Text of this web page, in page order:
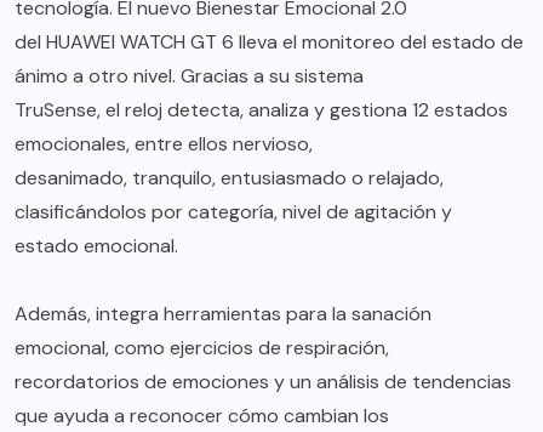
tecnología. El nuevo Bienestar Emocional 2.0
del HUAWEI WATCH GT 6 lleva el monitoreo del estado de
ánimo a otro nivel. Gracias a su sistema
TruSense, el reloj detecta, analiza y gestiona 12 estados
emocionales, entre ellos nervioso,
desanimado, tranquilo, entusiasmado o relajado,
clasificándolos por categoría, nivel de agitación y
estado emocional.
Además, integra herramientas para la sanación
emocional, como ejercicios de respiración,
recordatorios de emociones y un análisis de tendencias
que ayuda a reconocer cómo cambian los